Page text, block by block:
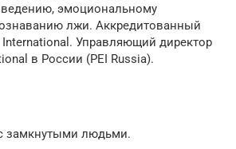
эмоциональному
лжи. Аккредитованный
International. Управляющий директор
в России (PEI Russia).
замкнутыми людьми.